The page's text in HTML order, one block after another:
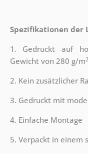
Spezifikationen der
1. Gedruckt auf
Gewicht von 280 g/m2
2. Kein zusätzlicher
3. Gedruckt mit
4. Einfache Montage
5. Verpackt in einem